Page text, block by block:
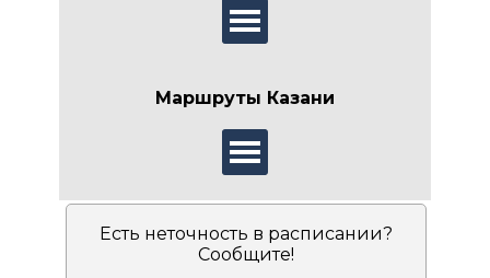
Маршруты Казани
Есть неточность в расписании?
Сообщите!